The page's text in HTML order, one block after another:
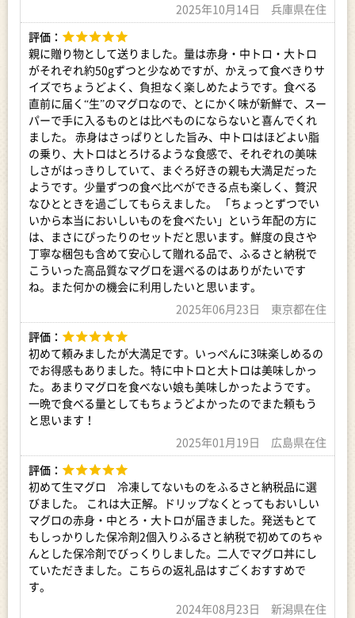
柔らかい食感と、口に入れた瞬間とろけるような脂の旨味と甘
みが特徴です。
マグロの部位の中で最も値段が高く、寿司店でも高級な寿司ダ
ネとして扱われています。
【中トロ】
「背かみ」から「背しも」にかけた背中側と、「腹なか」から
「腹しも」あたりの、
おなか側の尾に近い部分から取れる部位。
中トロは赤身の旨みにほどよく脂が加わり甘みが増します。
【赤身】
ほかの部位よりもコクがあり旨みがギュッと詰まっています。
その中にわずかに酸味を感じることができ、身もしっかりして
います。
◇ お召し上がり方
柵取りしてあるので、そのまま切り分けて「お刺身」「にぎ
り」「まぐろ丼」「手巻き」「漬け丼」「唐揚げ」「ツナ」な
どでおいしくお召し上がりいただけます。
＜全量150gの目安＞
・お刺身の場合…約15切（約1～2人前）
・海鮮丼の場合…どんぶり大盛りで約1杯分、小盛りで2杯分
・お寿司の場合…大きめにネタをカットして10～12貫が目安
◇ 保存方法
1.ドリップを吸い取るためにキッチンペーパーなど吸水性のあ
る紙に包み、ラップをします。
2.柵が重ならないようにバットなどの大きな皿に並べて冷蔵庫
にて保管します。
3.柵が重なってしまうとそこから色変わりが進んでいってしま
うので注意が必要です。
4.また、ドリップ戻りによる変色を防ぐためにも、1日ごとに紙
を取り換えるのをおすすめします。
■ 原材料
クロマグロ（国産 養殖）
※国産生本まぐろ1本を自社で解体加工、丁寧に柵どりしたも
のを柵状でお届けいたします。
■ 本品に含まれるアレルギー表示28品目
2025年10月14日 兵庫県在住
評価：
親に贈り物として送りました。量は赤身・中トロ・大トロ
がそれぞれ約50gずつと少なめですが、かえって食べきりサ
イズでちょうどよく、負担なく楽しめたようです。食べる
直前に届く“生”のマグロなので、とにかく味が新鮮で、スー
パーで手に入るものとは比べものにならないと喜んでくれ
ました。 赤身はさっぱりとした旨み、中トロはほどよい脂
の乗り、大トロはとろけるような食感で、それぞれの美味
しさがはっきりしていて、まぐろ好きの親も大満足だった
ようです。少量ずつの食べ比べができる点も楽しく、贅沢
なひとときを過ごしてもらえました。 「ちょっとずつでい
いから本当においしいものを食べたい」という年配の方に
は、まさにぴったりのセットだと思います。鮮度の良さや
丁寧な梱包も含めて安心して贈れる品で、ふるさと納税で
こういった高品質なマグロを選べるのはありがたいです
ね。また何かの機会に利用したいと思います。
2025年06月23日 東京都在住
評価：
初めて頼みましたが大満足です。いっぺんに3味楽しめるの
でお得感もありました。特に中トロと大トロは美味しかっ
た。あまりマグロを食べない娘も美味しかったようです。
一晩で食べる量としてもちょうどよかったのでまた頼もう
と思います！
2025年01月19日 広島県在住
評価：
初めて生マグロ 冷凍してないものをふるさと納税品に選
びました。 これは大正解。ドリップなくとってもおいしい
マグロの赤身・中とろ・大トロが届きました。発送もとて
もしっかりした保冷剤2個入りふるさと納税で初めてのちゃ
んとした保冷剤でびっくりしました。二人でマグロ丼にし
ていただきました。こちらの返礼品はすごくおすすめで
す。
2024年08月23日 新潟県在住